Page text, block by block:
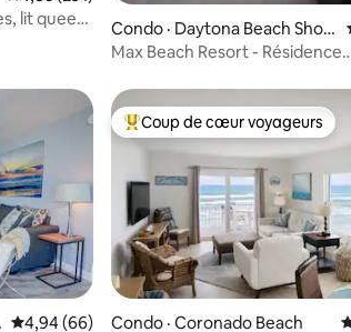
lit queen
Condo · Daytona Beach Shor
es
Max Beach Resort - Résidence
Note moyenne de 4,94 sur 5, 66
4,94 (66)
Coup de cœur voyageurs
Coup de cœur voyageurs
Condo · Coronado Beach